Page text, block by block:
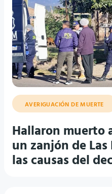
AVERIGUACIÓN DE MUERTE
Hallaron muerto
un zanjón de Las